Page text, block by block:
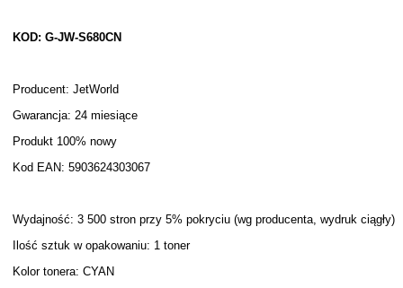
KOD: G-JW-S680CN
Producent: JetWorld
Gwarancja: 24 miesiące
Produkt 100% nowy
Kod EAN: 5903624303067
Wydajność: 3 500 stron przy 5% pokryciu (wg producenta, wydruk ciągły)
Ilość sztuk w opakowaniu: 1 toner
Kolor tonera: CYAN